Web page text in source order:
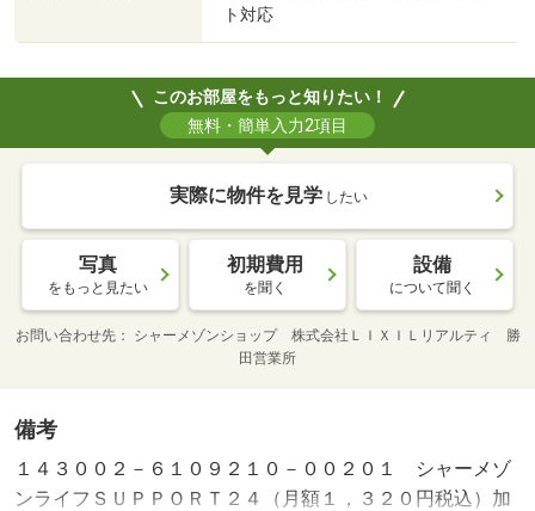
ト対応
このお部屋をもっと知りたい！
無料・簡単入力2項目
実際に物件を見学 したい
写真
をもっと見たい
初期費用
を聞く
設備
について聞く
お問い合わせ先
シャーメゾンショップ 株式会社ＬＩＸＩＬリアルティ 勝
田営業所
備考
１４３００２－６１０９２１０－００２０１ シャーメゾ
ンライフＳＵＰＰＯＲＴ２４（月額１，３２０円税込）加